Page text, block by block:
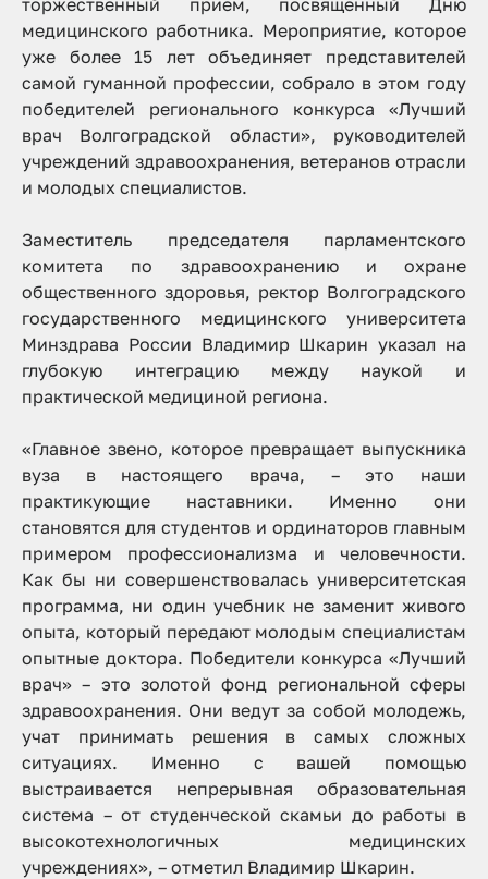
медицинского работника. Мероприятие, которое
уже более 15 лет объединяет представителей
самой гуманной профессии, собрало в этом году
победителей регионального конкурса «Лучший
врач Волгоградской области», руководителей
учреждений здравоохранения, ветеранов отрасли
и молодых специалистов.
Заместитель председателя парламентского
комитета по здравоохранению и охране
общественного здоровья, ректор Волгоградского
государственного медицинского университета
Минздрава России Владимир Шкарин указал на
глубокую интеграцию между наукой и
практической медициной региона.
«Главное звено, которое превращает выпускника
вуза в настоящего врача, – это наши
практикующие наставники. Именно они
становятся для студентов и ординаторов главным
примером профессионализма и человечности.
Как бы ни совершенствовалась университетская
программа, ни один учебник не заменит живого
опыта, который передают молодым специалистам
опытные доктора. Победители конкурса «Лучший
врач» – это золотой фонд региональной сферы
здравоохранения. Они ведут за собой молодежь,
учат принимать решения в самых сложных
ситуациях. Именно с вашей помощью
выстраивается непрерывная образовательная
система – от студенческой скамьи до работы в
высокотехнологичных медицинских
учреждениях», – отметил Владимир Шкарин.